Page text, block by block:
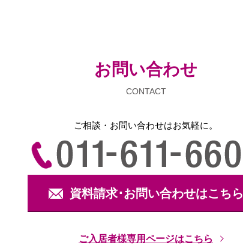
お問い合わせ
CONTACT
ご相談・お問い合わせはお気軽に。
資料請求･お問い合わせはこちら
ご入居者様専用ページはこちら